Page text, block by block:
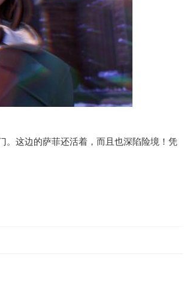
。这边的萨菲还活着，而且也深陷险境！凭